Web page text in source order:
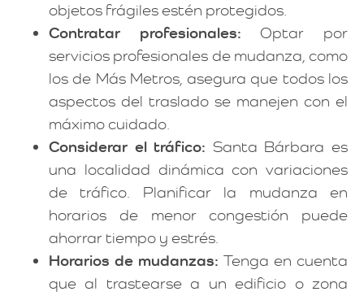
objetos frágiles estén protegidos.
Contratar profesionales: Optar por
servicios profesionales de mudanza, como
los de Más Metros, asegura que todos los
aspectos del traslado se manejen con el
máximo cuidado.
Considerar el tráfico: Santa Bárbara es
una localidad dinámica con variaciones
de tráfico. Planificar la mudanza en
horarios de menor congestión puede
ahorrar tiempo y estrés.
Horarios de mudanzas: Tenga en cuenta
que al trastearse a un edificio o zona